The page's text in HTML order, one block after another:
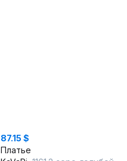
87.15 $
Платье